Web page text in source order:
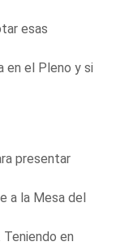
esas
en el Pleno y si
presentar
a la Mesa del
en